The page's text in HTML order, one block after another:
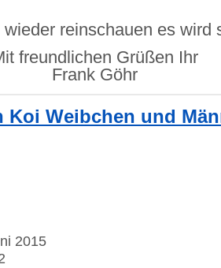
reinschauen es wird
freundlichen Grüßen Ihr
Frank Göhr
Koi Weibchen und
2015